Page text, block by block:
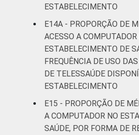
ESTABELECIMENTO
E14A - PROPORÇÃO DE
ACESSO A COMPUTADOR
ESTABELECIMENTO DE
FREQUÊNCIA DE USO
DE TELESSAÚDE
ESTABELECIMENTO
E15 - PROPORÇÃO DE
A COMPUTADOR NO
SAÚDE, POR FORMA DE